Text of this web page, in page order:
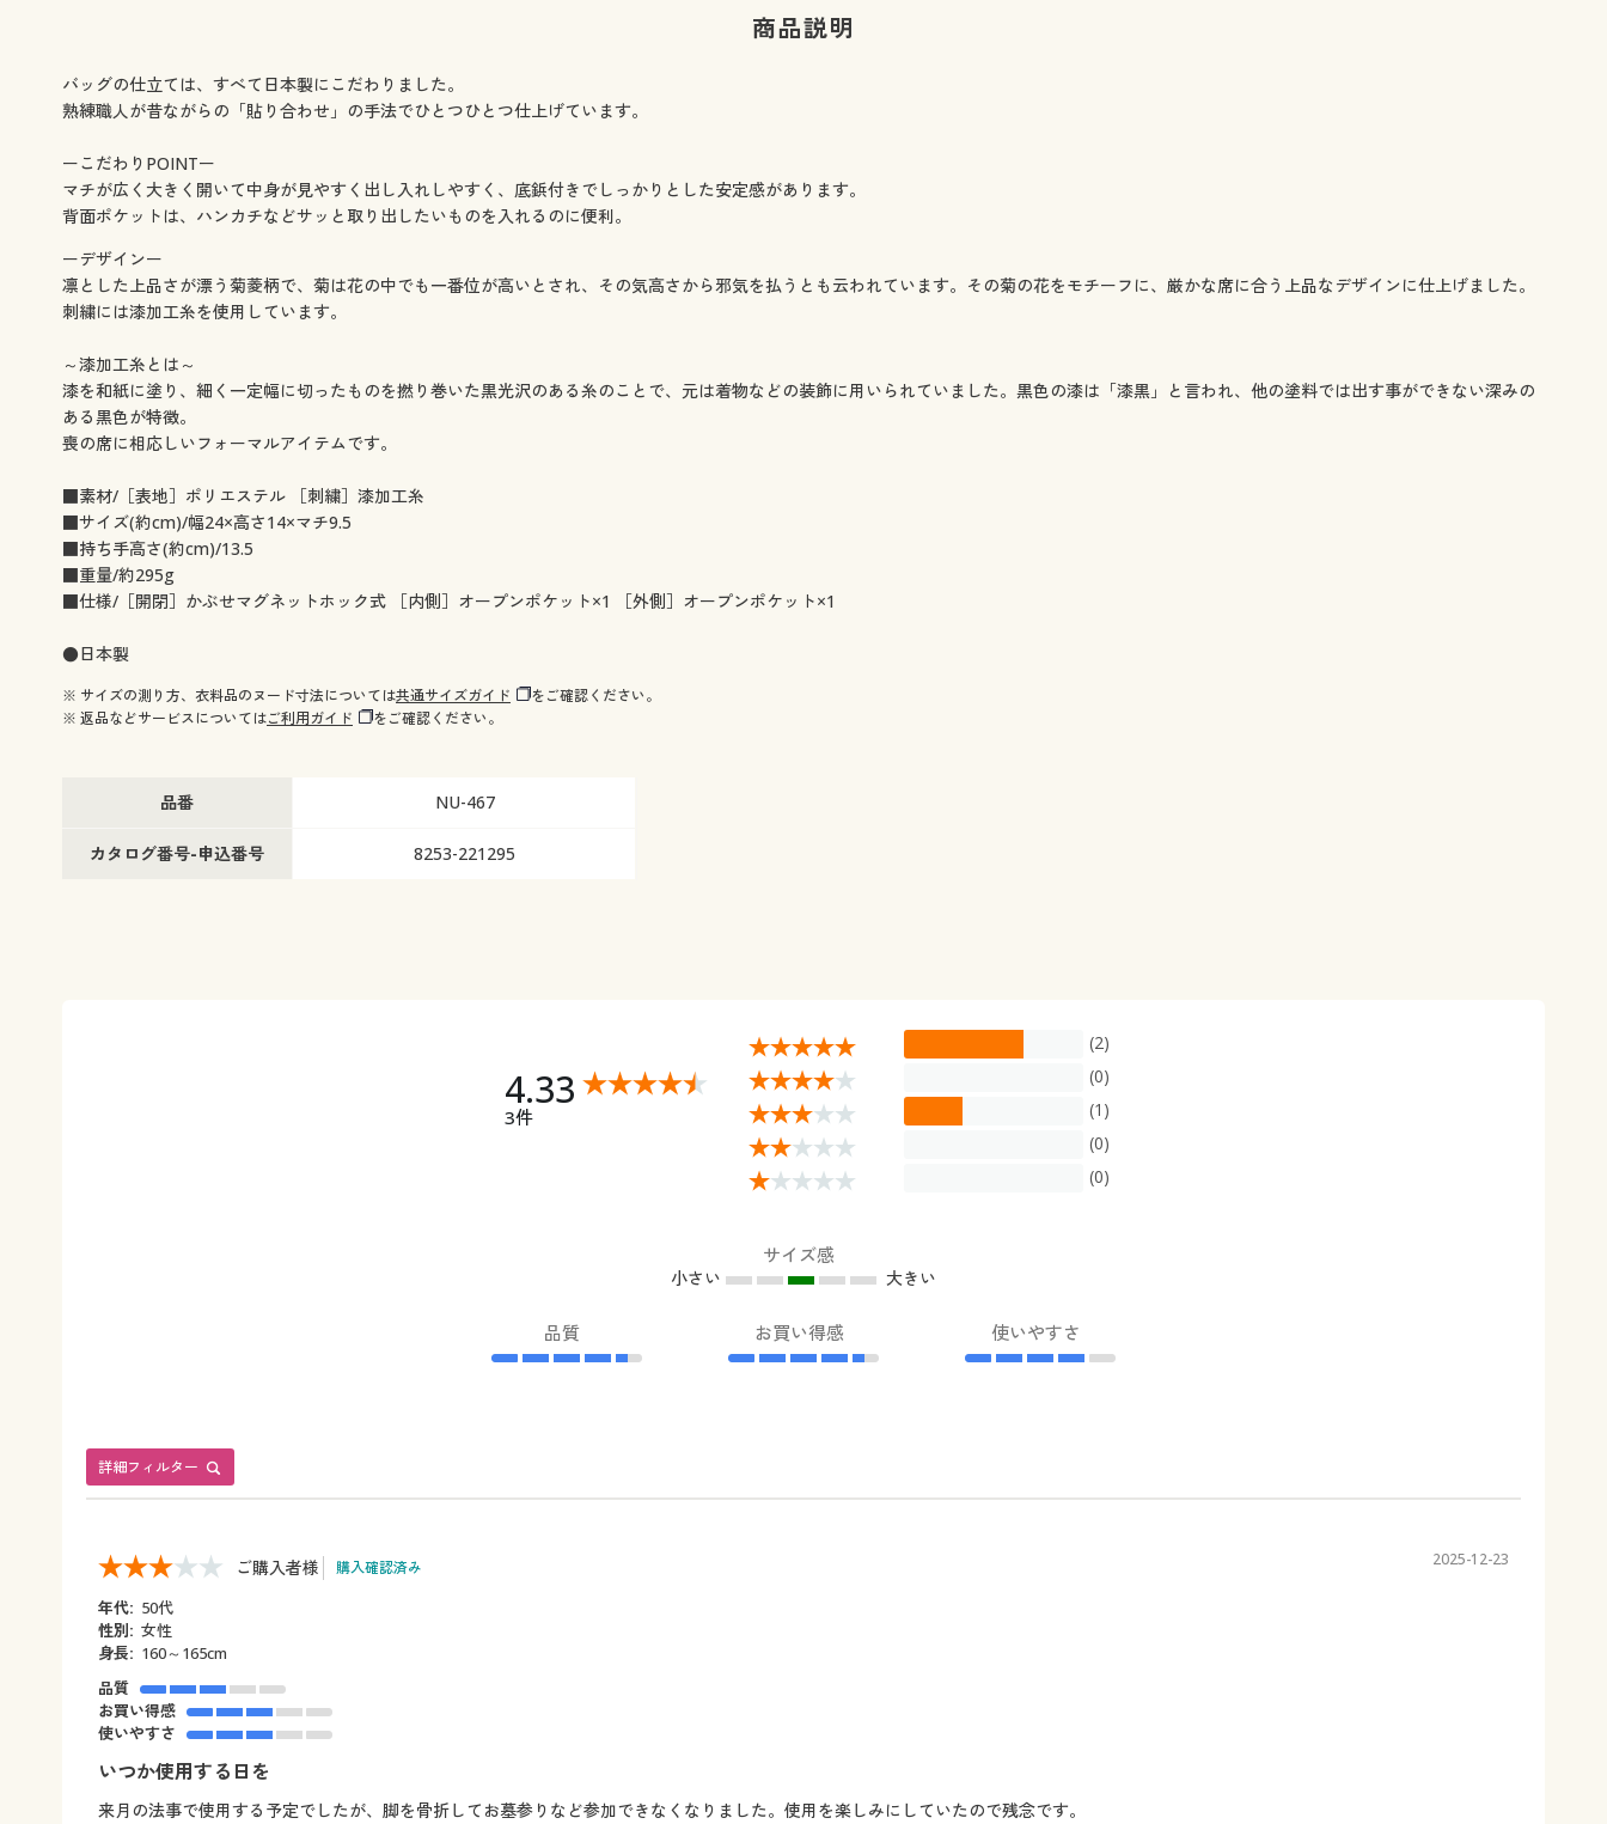
商品説明
バッグの仕立ては、すべて日本製にこだわりました。
熟練職人が昔ながらの「貼り合わせ」の手法でひとつひとつ仕上げています。
ーこだわりPOINTー
マチが広く大きく開いて中身が見やすく出し入れしやすく、底鋲付きでしっかりとした安定感があります。
背面ポケットは、ハンカチなどサッと取り出したいものを入れるのに便利。
ーデザインー
凛とした上品さが漂う菊菱柄で、菊は花の中でも一番位が高いとされ、その気高さから邪気を払うとも云われています。その菊の花をモチーフに、厳かな席に合う上品なデザインに仕上げました。
刺繍には漆加工糸を使用しています。
～漆加工糸とは～
漆を和紙に塗り、細く一定幅に切ったものを撚り巻いた黒光沢のある糸のことで、元は着物などの装飾に用いられていました。黒色の漆は「漆黒」と言われ、他の塗料では出す事ができない深みの
ある黒色が特徴。
喪の席に相応しいフォーマルアイテムです。
■素材/［表地］ポリエステル ［刺繍］漆加工糸
■サイズ(約cm)/幅24×高さ14×マチ9.5
■持ち手高さ(約cm)/13.5
■重量/約295g
■仕様/［開閉］かぶせマグネットホック式 ［内側］オープンポケット×1 ［外側］オープンポケット×1
●日本製
※ サイズの測り方、衣料品のヌード寸法については共通サイズガイド
をご確認ください。
※ 返品などサービスについてはご利用ガイド をご確認ください。
品番 NU-467
カタログ番号-申込番号 8253-221295
4.33
3件
(2)
(0)
(1)
(0)
(0)
サイズ感
小さい 大きい
品質 お買い得感 使いやすさ
詳細フィルター
ご購入者様 購入確認済み 2025-12-23
年代: 50代
性別: 女性
身長: 160～165cm
品質
お買い得感
使いやすさ
いつか使用する日を
来月の法事で使用する予定でしたが、脚を骨折してお墓参りなど参加できなくなりました。使用を楽しみにしていたので残念です。